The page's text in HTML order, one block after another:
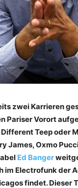
zwei Karrieren
Pariser Vorort
Teep oder
James, Oxmo
Ed Banger
im Electrofunk der
findet. Dieser